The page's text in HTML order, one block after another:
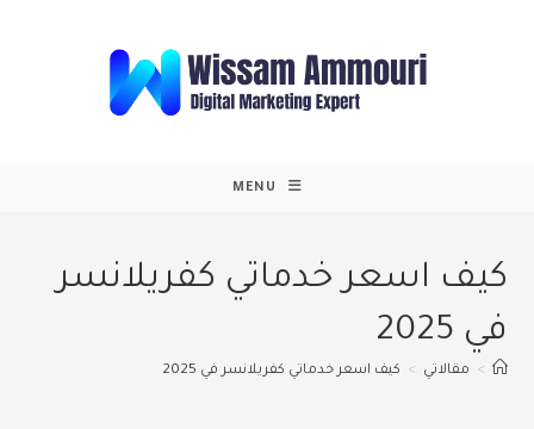
MENU
كيف اسعر خدماتي كفريلانسر
في 2025
> مقالاتي > كيف اسعر خدماتي كفريلانسر في 2025